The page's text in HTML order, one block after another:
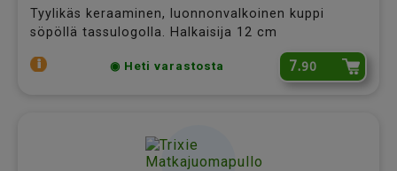
Tyylikäs keraaminen, luonnonvalkoinen kuppi
söpöllä tassulogolla. Halkaisija 12 cm
◉ Heti varastosta 7.90